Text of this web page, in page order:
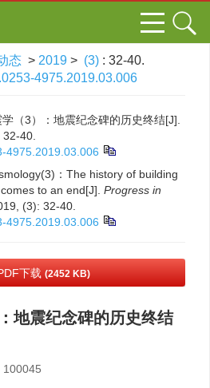
态 > 2019 > (3) : 32-40.
4975.2019.03.006
（3）：地震纪念碑的历史终结[J].
40.
4975.2019.03.006
：The history of building
to an end[J]. Progress in
(3): 32-40.
4975.2019.03.006
下载 (2452 KB)
地震纪念碑的历史终结
100045